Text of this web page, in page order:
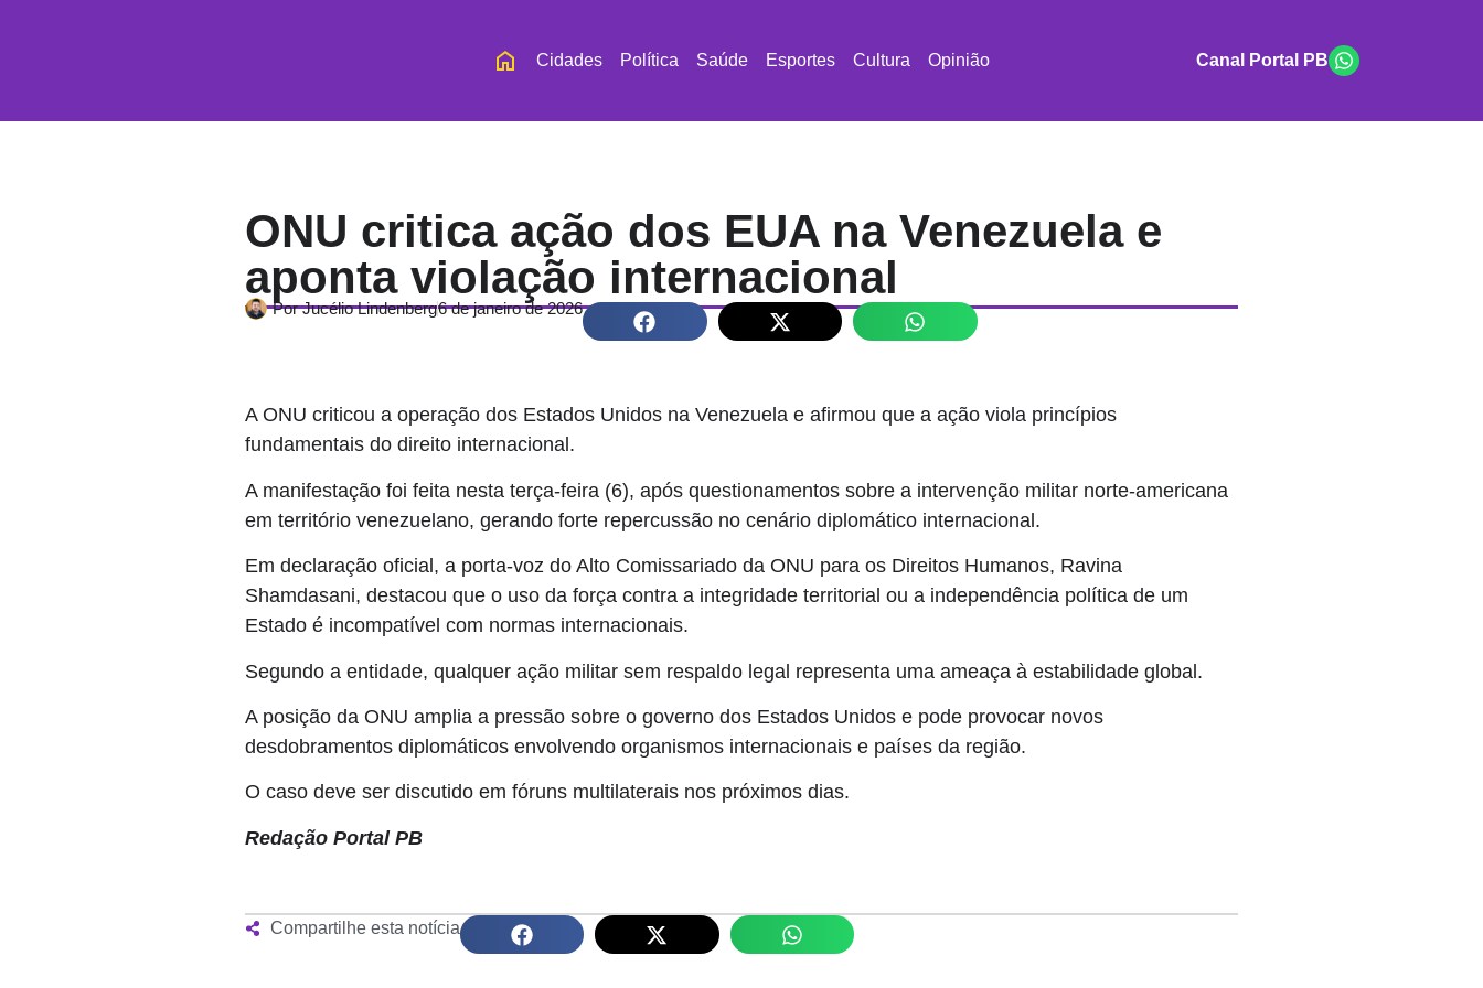
Cidades Política Saúde Esportes Cultura Opinião Canal Portal PB
ONU critica ação dos EUA na Venezuela e
aponta violação internacional
PorJucélio Lindenberg6 de janeiro de 2026
A ONU criticou a operação dos Estados Unidos na Venezuela e afirmou que a ação viola princípios
fundamentais do direito internacional.
A manifestação foi feita nesta terça-feira (6), após questionamentos sobre a intervenção militar norte-americana
em território venezuelano, gerando forte repercussão no cenário diplomático internacional.
Em declaração oficial, a porta-voz do Alto Comissariado da ONU para os Direitos Humanos, Ravina
Shamdasani, destacou que o uso da força contra a integridade territorial ou a independência política de um
Estado é incompatível com normas internacionais.
Segundo a entidade, qualquer ação militar sem respaldo legal representa uma ameaça à estabilidade global.
A posição da ONU amplia a pressão sobre o governo dos Estados Unidos e pode provocar novos
desdobramentos diplomáticos envolvendo organismos internacionais e países da região.
O caso deve ser discutido em fóruns multilaterais nos próximos dias.
Redação Portal PB
Compartilhe esta notícia